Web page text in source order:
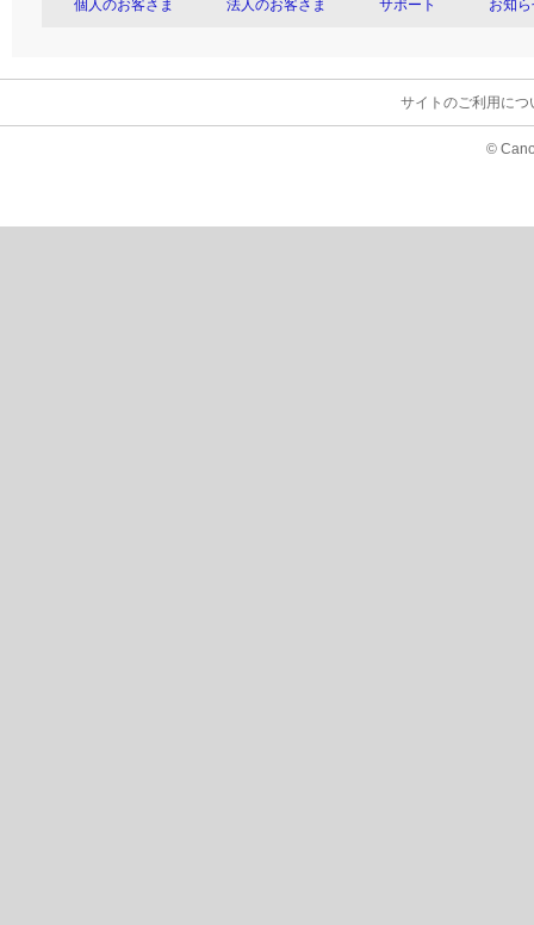
個人のお客さま 法人のお客さま サポート お知
サイトのご利用につ
©